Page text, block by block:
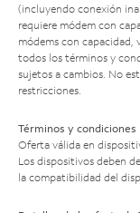
(incluyendo conexión
requiere módem con
módems con capacidad,
todos los términos y
sujetos a cambios. No
restricciones.
Términos y condiciones
Oferta válida en
Los dispositivos deben
la compatibilidad del